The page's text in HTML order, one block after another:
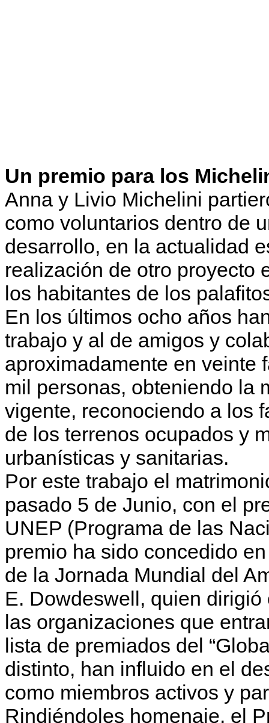
Un premio para los
Anna y Livio Michelini
como voluntarios dentro de
desarrollo, en la actualidad
realización de otro proyecto
los habitantes de los
En los últimos ocho años
trabajo y al de amigos y
aproximadamente en veinte
mil personas, obteniendo la
vigente, reconociendo a los
de los terrenos ocupados y
urbanísticas y sanitarias.
Por este trabajo el
pasado 5 de Junio, con el
UNEP (Programa de las
premio ha sido concedido
de la Jornada Mundial del
E. Dowdeswell, quien
las organizaciones que
lista de premiados del
distinto, han influido en el
como miembros activos y
Rindiéndoles homenaje, el